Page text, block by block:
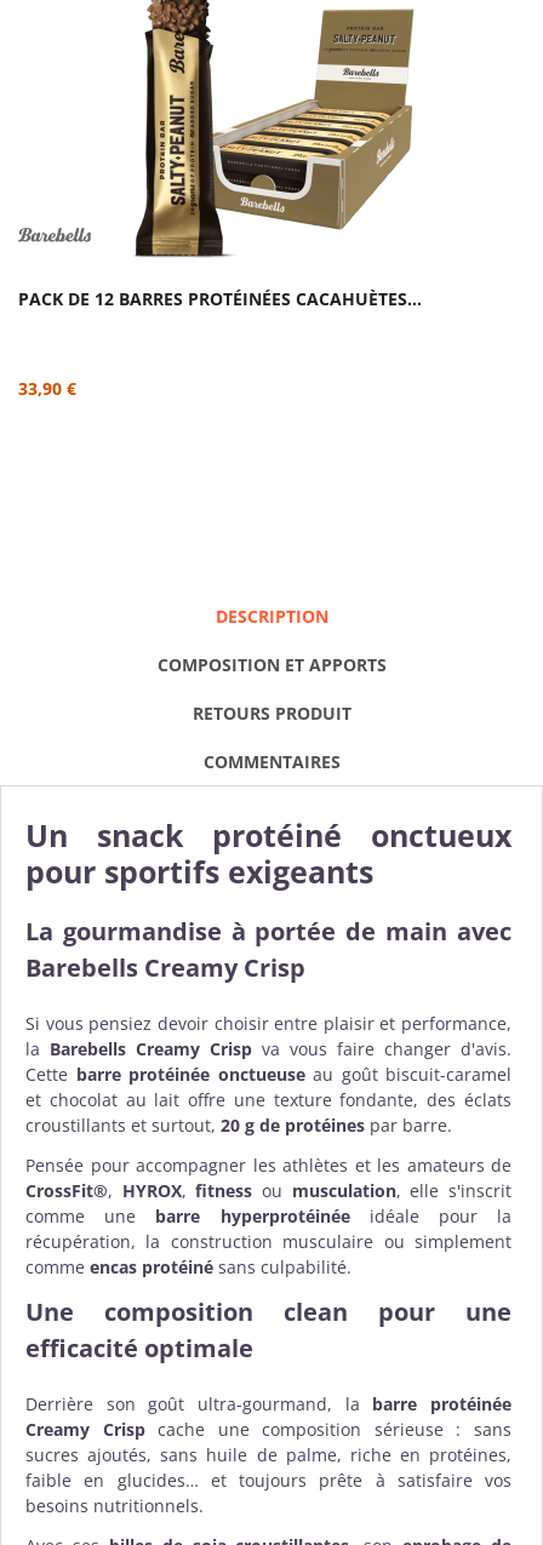
PACK DE 12 BARRES PROTÉINÉES CACAHUÈTES...
33,90 €
DESCRIPTION
COMPOSITION ET APPORTS
RETOURS PRODUIT
COMMENTAIRES
Un snack protéiné onctueux
pour sportifs exigeants
La gourmandise à portée de main avec
Barebells Creamy Crisp
Si vous pensiez devoir choisir entre plaisir et performance,
la Barebells Creamy Crisp va vous faire changer d'avis.
Cette barre protéinée onctueuseau goût biscuit-caramel
et chocolat au lait offre une texture fondante, des éclats
croustillants et surtout, 20 g de protéines par barre.
Pensée pour accompagner les athlètes et les amateurs de
CrossFit®, HYROX,fitness ou musculation, elle s'inscrit
comme une barre hyperprotéinéeidéale pour la
récupération, la construction musculaire ou simplement
comme encas protéiné sans culpabilité.
Une composition clean pour une
efficacité optimale
Derrière son goût ultra-gourmand, la barre protéinée
Creamy Crispcache une composition sérieuse : sans
sucres ajoutés, sans huile de palme, riche en protéines,
faible en glucides… et toujours prête à satisfaire vos
besoins nutritionnels.